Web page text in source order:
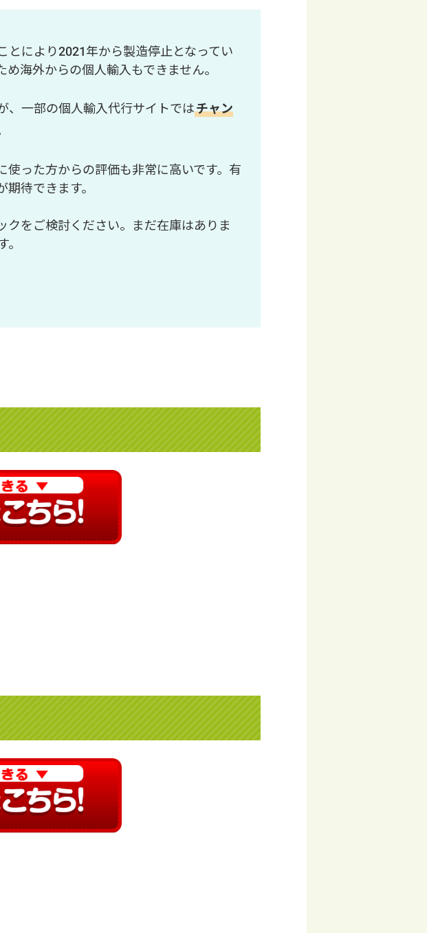
により2021年から製造停止となってい
海外からの個人輸入もできません。
、一部の個人輸入代行サイトではチャン
使った方からの評価も非常に高いです。有
待できます。
をご検討ください。まだ在庫はありま